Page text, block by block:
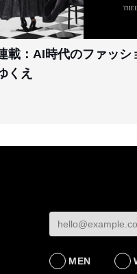
載：AI時代のファッシ
くえ
MEN